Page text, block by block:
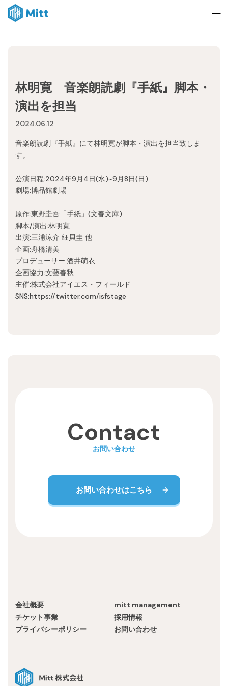
News
林明寛 音楽朗読劇『手紙』脚本・
演出を担当
2024.06.12
音楽朗読劇『手紙』にて林明寛が脚本・演出を担当致しま
す。
公演日程:2024年9月4日(水)~9月8日(日)
劇場:博品館劇場
原作:東野圭吾「手紙」(文春文庫)
脚本/演出:林明寛
出演:三浦涼介 細貝圭 他
企画:舟橋清美
プロデューサー:酒井萌衣
企画協力:文藝春秋
主催:株式会社アイエス・フィールド
SNS:https://twitter.com/isfstage
Contact
お問い合わせ
お問い合わせはこちら
会社概要
mitt management
チケット事業
採用情報
プライバシーポリシー
お問い合わせ